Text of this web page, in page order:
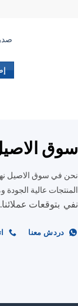
صدرية
سوق
نحن في سوق الاصيل
المنتجات عالية
نفي بتوقعات عملائنا.
دردش معنا